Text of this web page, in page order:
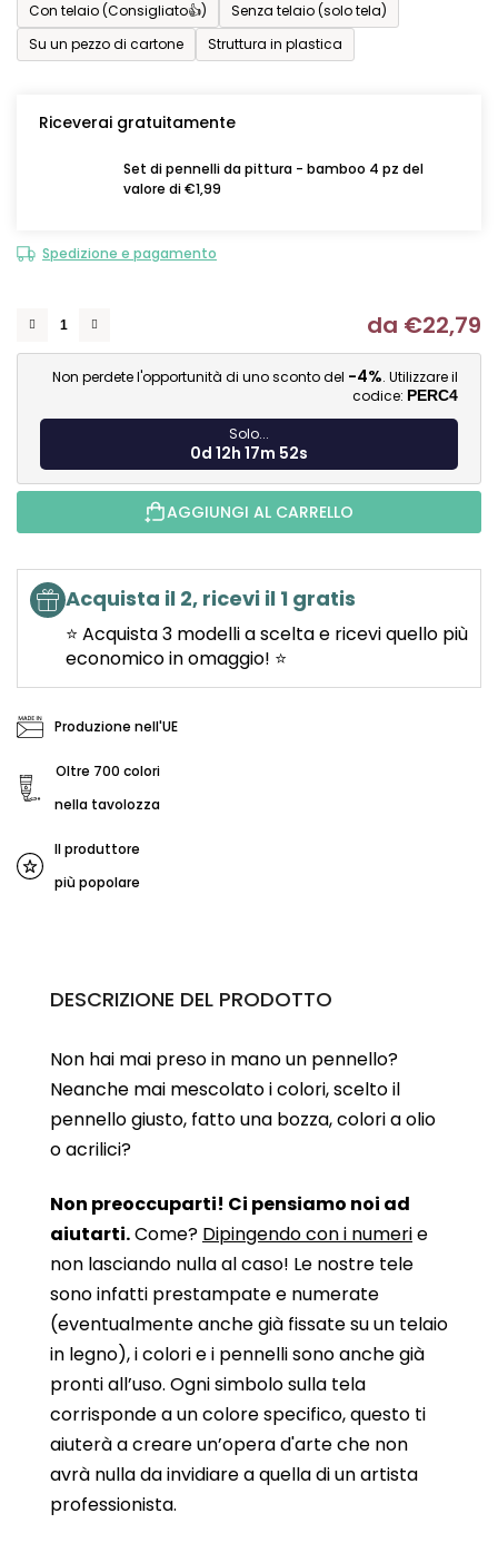
Con telaio (Consigliato👍)
Senza telaio (solo tela)
Su un pezzo di cartone
Struttura in plastica
Riceverai gratuitamente
Set di pennelli da pittura - bamboo 4 pz del
valore di €1,99
Spedizione e pagamento
da €22,79
Non perdete l'opportunità di uno sconto del -4%. Utilizzare il
codice: PERC4
Solo...
0d 12h 17m 51s
AGGIUNGI AL CARRELLO
Acquista il 2, ricevi il 1 gratis
⭐ Acquista 3 modelli a scelta e ricevi quello più
economico in omaggio! ⭐
Produzione nell'UE
Oltre 700 colori
nella tavolozza
Il produttore
più popolare
DESCRIZIONE DEL PRODOTTO
Non hai mai preso in mano un pennello?
Neanche mai mescolato i colori, scelto il
pennello giusto, fatto una bozza, colori a olio
o acrilici?
Non preoccuparti! Ci pensiamo noi ad
aiutarti.Come? Dipingendo con i numerie
non lasciando nulla al caso! Le nostre tele
sono infatti prestampate e numerate
(eventualmente anche già fissate su un telaio
in legno), i colori e i pennelli sono anche già
pronti all’uso. Ogni simbolo sulla tela
corrisponde a un colore specifico, questo ti
aiuterà a creare un’opera d'arte che non
avrà nulla da invidiare a quella di un artista
professionista.